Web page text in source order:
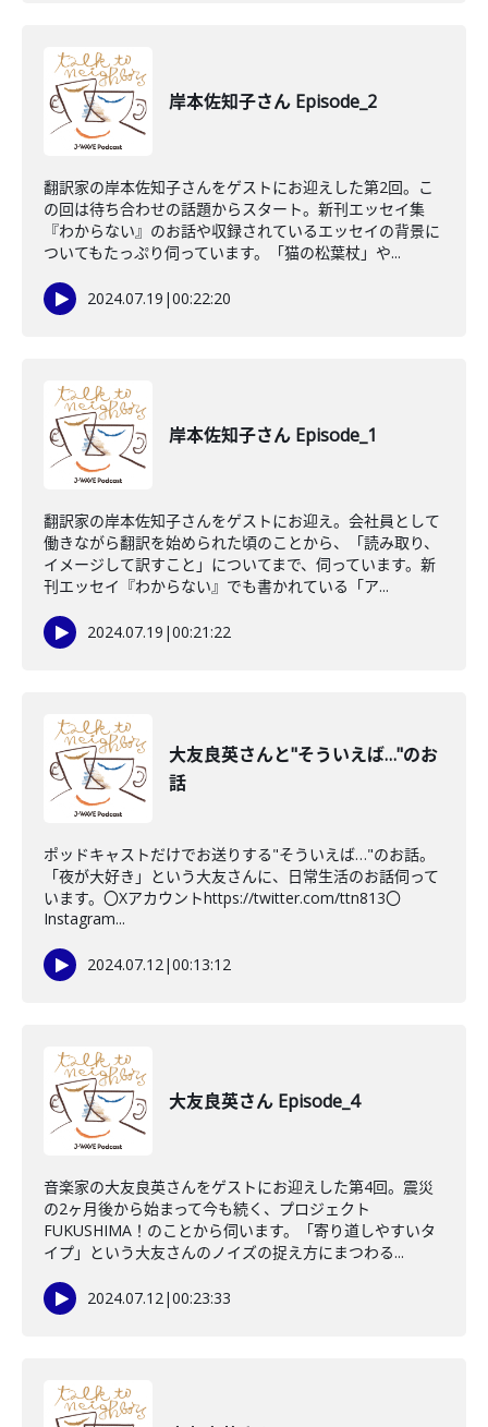
岸本佐知子さん Episode_2
翻訳家の岸本佐知子さんをゲストにお迎えした第2回。こ
の回は待ち合わせの話題からスタート。新刊エッセイ集
『わからない』のお話や収録されているエッセイの背景に
ついてもたっぷり伺っています。「猫の松葉杖」や...
2024.07.19 |00:22:20
岸本佐知子さん Episode_1
翻訳家の岸本佐知子さんをゲストにお迎え。会社員として
働きながら翻訳を始められた頃のことから、「読み取り、
イメージして訳すこと」についてまで、伺っています。新
刊エッセイ『わからない』でも書かれている「ア...
2024.07.19 |00:21:22
大友良英さんと"そういえば…"のお
話
ポッドキャストだけでお送りする"そういえば…"のお話。
「夜が大好き」という大友さんに、日常生活のお話伺って
います。〇Xアカウントhttps://twitter.com/ttn813〇
Instagram...
2024.07.12|00:13:12
大友良英さん Episode_4
音楽家の大友良英さんをゲストにお迎えした第4回。震災
の2ヶ月後から始まって今も続く、プロジェクト
FUKUSHIMA！のことから伺います。「寄り道しやすいタ
イプ」という大友さんのノイズの捉え方にまつわる...
2024.07.12|00:23:33